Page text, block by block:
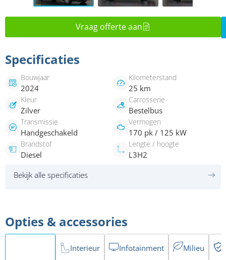
Vraag offerte aan
Specificaties
Bouwjaar
2024
Kleur
Zilver
Transmissie
Handgeschakeld
Brandstof
Diesel
Kilometerstand
25 km
Carrosserie
Bestelbus
Vermogen
170 pk / 125 kW
Lengte / hoogte
L3H2
Bekijk alle specificaties
Opties & accessories
Interieur Infotainment Milieu